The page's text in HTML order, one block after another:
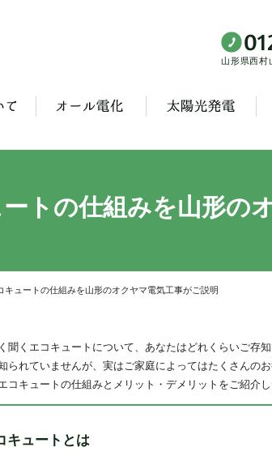
山形県西村
トの仕組みを山形の
キュートの仕組みを山形のオクヤマ電気工事がご説明
聞くエコキュートについて、あなたはどれくらいご存知
られていませんが、実はご家庭によってはたくさんのお
コキュートの仕組みとメリット・デメリットをご紹介し
キュートとは